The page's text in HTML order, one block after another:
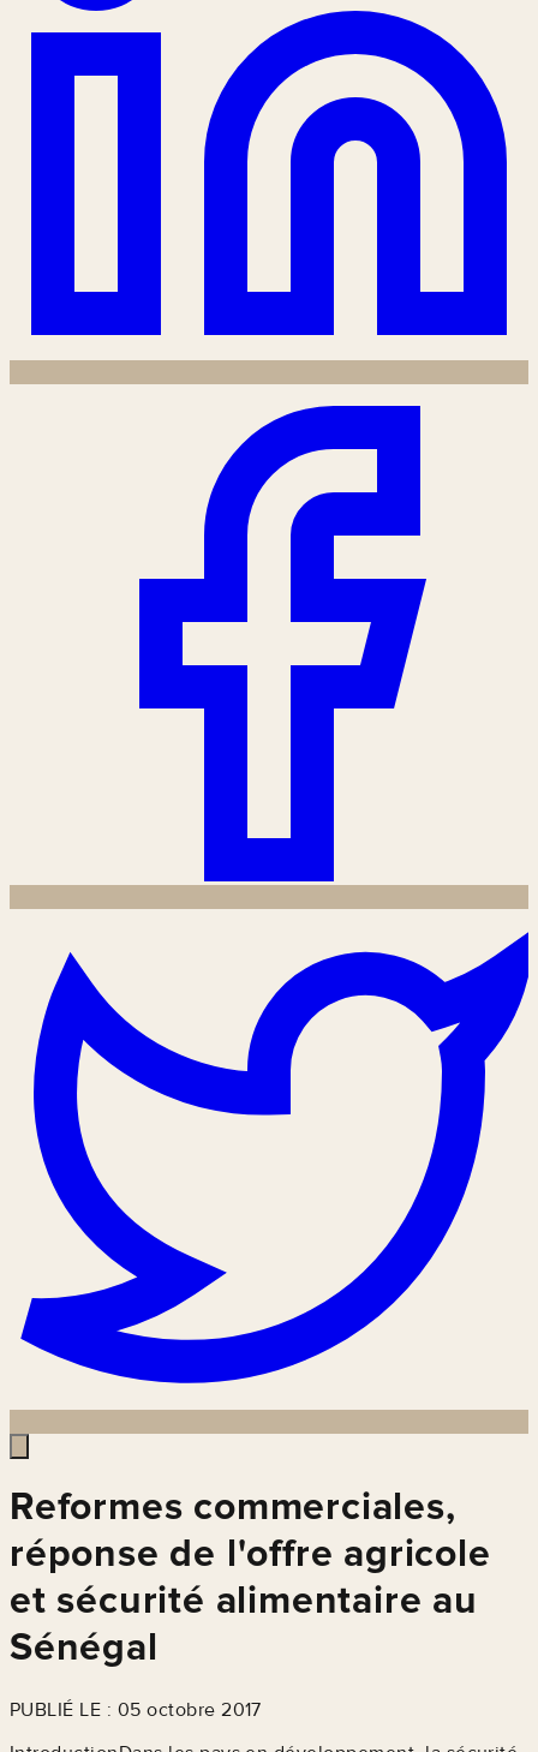
Reformes commerciales,
réponse de l'offre agricole
et sécurité alimentaire au
Sénégal
PUBLIÉ LE : 05 octobre 2017